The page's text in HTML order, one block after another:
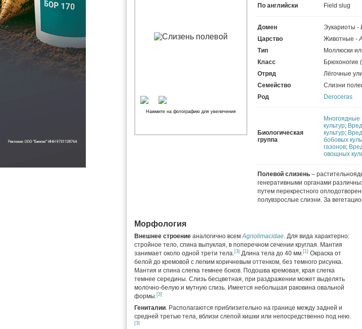
По английски
Field slug
Домен Эукариоты -
Царство
Животные -
Тип
Моллюски
Класс
Брюхоногие
Отряд
Лёгочные
Семейство
Слизни
Род
Deroceras
Биологическая
группа
Многоядные
культур;
культур;
бобовых
газонов;
овощных
Полевой слизень –
генеративными органами
путем перекрестного
полувзрослые слизни. За
Нажмите на фотографию для увеличения
Морфология
Внешнее строение аналогично всемAgriolimacidae. Для вида характерно:
стройное тело, спина выпуклая, в поперечном сечении круглая. Мантия
занимает около одной трети тела.[3] Длина тела до 40 мм.[1] Окраска от
белой до кремовой с легким коричневым оттенком, без темного рисунка.
Мантия и спина слегка темнее боков. Подошва кремовая, края слегка
темнее середины. Слизь бесцветная, при раздражении может выделять
молочно-белую и мутную слизь. Имеется небольшая раковина овальной
формы.[3]
Гениталии. Располагаются приблизительно на границе между задней и
средней третью тела, вблизи слепой кишки или непосредственно под нею.
[3]